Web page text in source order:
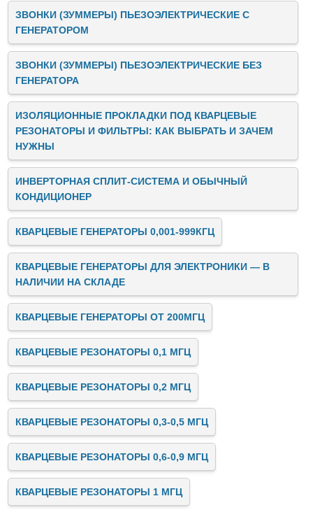
ЗВОНКИ (ЗУММЕРЫ) ПЬЕЗОЭЛЕКТРИЧЕСКИЕ C
ГЕНЕРАТОРОМ
ЗВОНКИ (ЗУММЕРЫ) ПЬЕЗОЭЛЕКТРИЧЕСКИЕ БЕЗ
ГЕНЕРАТОРА
ИЗОЛЯЦИОННЫЕ ПРОКЛАДКИ ПОД КВАРЦЕВЫЕ
РЕЗОНАТОРЫ И ФИЛЬТРЫ: КАК ВЫБРАТЬ И ЗАЧЕМ
НУЖНЫ
ИНВЕРТОРНАЯ СПЛИТ-СИСТЕМА И ОБЫЧНЫЙ
КОНДИЦИОНЕР
КВАРЦЕВЫЕ ГЕНЕРАТОРЫ 0,001-999КГЦ
КВАРЦЕВЫЕ ГЕНЕРАТОРЫ ДЛЯ ЭЛЕКТРОНИКИ — В
НАЛИЧИИ НА СКЛАДЕ
КВАРЦЕВЫЕ ГЕНЕРАТОРЫ ОТ 200МГЦ
КВАРЦЕВЫЕ РЕЗОНАТОРЫ 0,1 МГЦ
КВАРЦЕВЫЕ РЕЗОНАТОРЫ 0,2 МГЦ
КВАРЦЕВЫЕ РЕЗОНАТОРЫ 0,3-0,5 МГЦ
КВАРЦЕВЫЕ РЕЗОНАТОРЫ 0,6-0,9 МГЦ
КВАРЦЕВЫЕ РЕЗОНАТОРЫ 1 МГЦ